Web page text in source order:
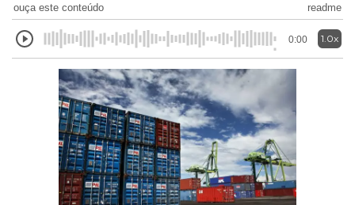
ouça este conteúdo readme
0:00 1.0x